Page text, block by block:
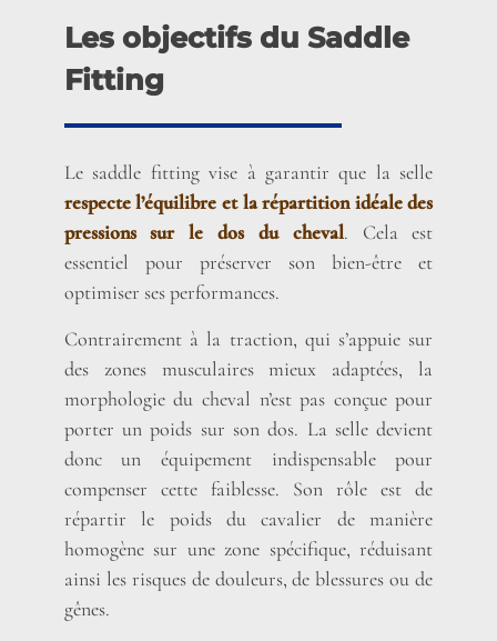
Les objectifs du Saddle
Fitting
Le saddle fitting vise à garantir que la selle
respecte l’équilibre et la répartition idéale des
pressions sur le dos du cheval. Cela est
essentiel pour préserver son bien-être et
optimiser ses performances.
Contrairement à la traction, qui s’appuie sur
des zones musculaires mieux adaptées, la
morphologie du cheval n’est pas conçue pour
porter un poids sur son dos. La selle devient
donc un équipement indispensable pour
compenser cette faiblesse. Son rôle est de
répartir le poids du cavalier de manière
homogène sur une zone spécifique, réduisant
ainsi les risques de douleurs, de blessures ou de
gênes.